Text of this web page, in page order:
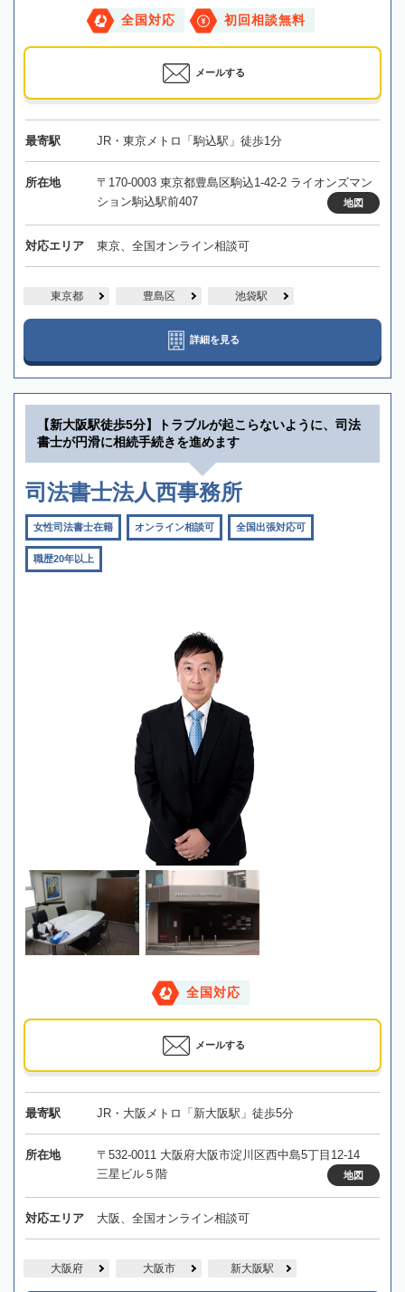
全国対応 初回相談無料
メールする
最寄駅 JR・東京メトロ「駒込駅」徒歩1分
所在地
〒170-0003 東京都豊島区駒込1-42-2 ライオンズマン
ション駒込駅前407
地図
対応エリア 東京、全国オンライン相談可
東京都 豊島区 池袋駅
詳細を見る
【新大阪駅徒歩5分】トラブルが起こらないように、司法
書士が円滑に相続手続きを進めます
司法書士法人西事務所
女性司法書士在籍 オンライン相談可 全国出張対応可
職歴20年以上
全国対応
メールする
最寄駅 JR・大阪メトロ「新大阪駅」徒歩5分
所在地
〒532-0011 大阪府大阪市淀川区西中島5丁目12-14
三星ビル５階
地図
対応エリア 大阪、全国オンライン相談可
大阪府 大阪市 新大阪駅